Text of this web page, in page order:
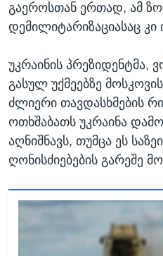
გაეროსთან ერთად, ამ
დემილიტარიზაციასაც კი
უკრაინის პრეზიდენტმა,
გასულ უქმეებზე
ძლიერი თავდასხმების
ოთხშაბათს უკრაინა
აღნიშნავს, თუმცა ეს
ღონისძიებების გარეშე